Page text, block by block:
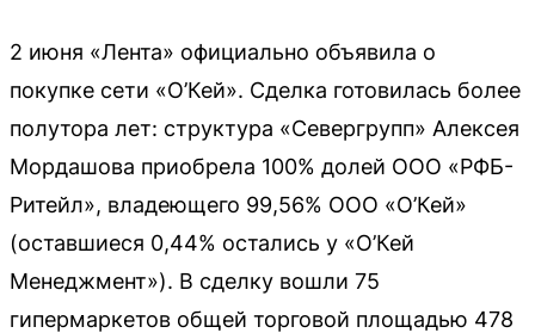
2 июня «Лента» официально объявила о
покупке сети «О’Кей». Сделка готовилась более
полутора лет: структура «Севергрупп» Алексея
Мордашова приобрела 100% долей ООО «РФБ-
Ритейл», владеющего 99,56% ООО «О’Кей»
(оставшиеся 0,44% остались у «О’Кей
Менеджмент»). В сделку вошли 75
гипермаркетов общей торговой площадью 478